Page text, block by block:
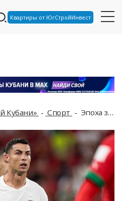
Квартиры от ЮгСтройИнвест
Кубани» Спорт Эпоха заканчивается: Роналду впервые официально назвал год своего прощания с чемпионатами мира